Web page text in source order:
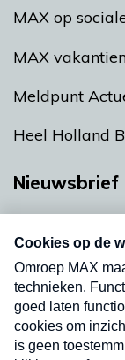
MAX op
MAX
Meldpunt
Heel Holland
Nieuwsbrief
nieuwsbrief.
uw mailbox.